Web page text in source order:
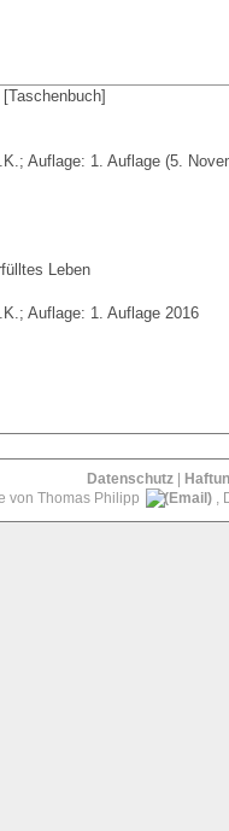
Auflage: 1. Auflage (5.
Leben
Auflage: 1. Auflage 2016
Datenschutz
von Thomas Philipp
,